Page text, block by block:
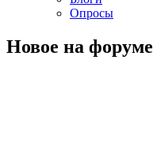
Опросы
Новое на форуме